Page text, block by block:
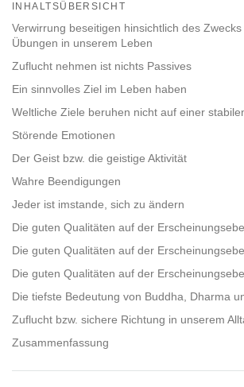
facebook
INHALTSÜBERSICHT
Verwirrung beseitigen hinsichtlich des
Übungen in unserem Leben
Zuflucht nehmen ist nichts Passives
Ein sinnvolles Ziel im Leben haben
Weltliche Ziele beruhen nicht auf einer
Störende Emotionen
Der Geist bzw. die geistige Aktivität
Wahre Beendigungen
Jeder ist imstande, sich zu ändern
Die guten Qualitäten auf der
Die guten Qualitäten auf der
Die guten Qualitäten auf der
Die tiefste Bedeutung von Buddha, Dharma
Zuflucht bzw. sichere Richtung in unserem
Zusammenfassung